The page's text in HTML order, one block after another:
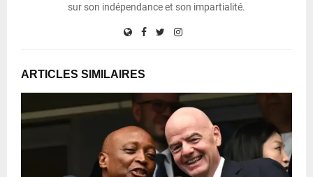
sur son indépendance et son impartialité.
ARTICLES SIMILAIRES